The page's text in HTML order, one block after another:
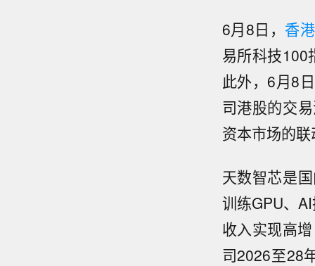
6月8日， 香
易所科技100
此外，6月8
司港股的交
资本市场的联
天数智芯是
训练GPU、
收入实现高
司2026至28